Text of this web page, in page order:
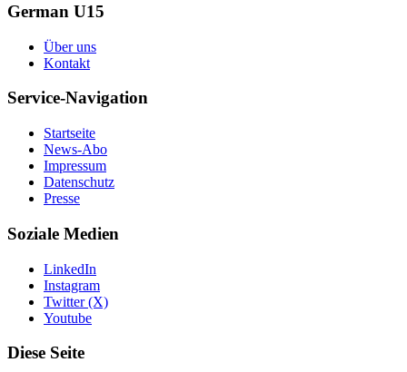
German U15
Über uns
Kontakt
Service-Navigation
Startseite
News-Abo
Impressum
Datenschutz
Presse
Soziale Medien
LinkedIn
Instagram
Twitter (X)
Youtube
Diese Seite